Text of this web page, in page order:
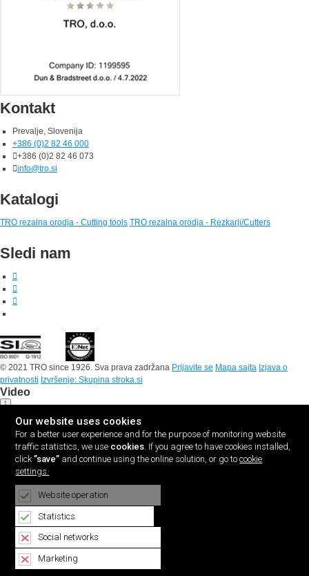
Kontakt
Prevalje, Slovenija
+386 (0)2 82 46 000
+386 (0)2 82 46 073
info@tro.si
Katalogi
TRO rezalna orodja - Cutting tools TRO rezalna orodja - Rezkarji/Cutters
Sledi nam
© 2021 TRO since 1926. Sva prava zadržana Prijavite se Mapa sajta Izjava o
privatnosti Izvršenje: Skupina stroka.si
Video
Our website uses cookies
For a better user experience and for the purpose of monitoring website
traffic statistics, we use cookies. If you agree to have cookies installed,
click”save” and continue using the online solution, or go tocookie
settings.
Website operation
Statistics
Social networks
Marketing